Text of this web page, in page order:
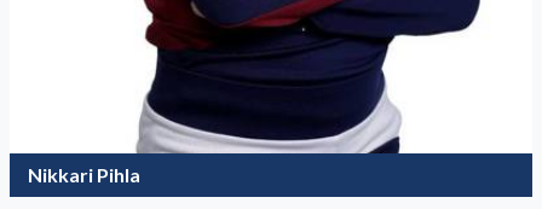
Nikkari Pihla